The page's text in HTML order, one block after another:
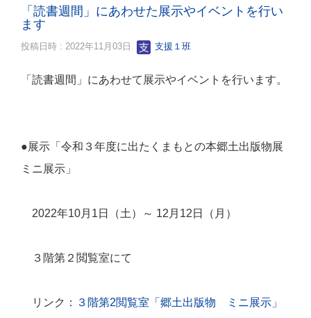
「読書週間」にあわせた展示やイベントを行い
ます
投稿日時 : 2022年11月03日 支援１班
「読書週間」にあわせて展示やイベントを行います。
●展示「令和３年度に出たくまもとの本郷土出版物展
ミニ展示」
2022年10月 1 日（土）～ 12 月 12 日（月）
３階第２閲覧室にて
リンク： ３階第2閲覧室「郷土出版物 ミニ展示」